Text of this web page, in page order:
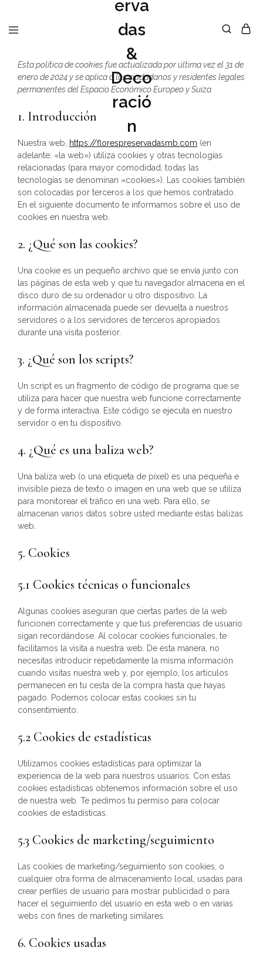
Esta política de cookies fue actualizada por última vez el 31 de
enero de 2024 y se aplica a los ciudadanos y residentes legales
permanentes del Espacio Económico Europeo y Suiza.
1. Introducción
Nuestra web, https://florespreservadasmb.com (en
adelante: «la web») utiliza cookies y otras tecnologías
relacionadas (para mayor comodidad, todas las
tecnologías se denominan «cookies»). Las cookies también
son colocadas por terceros a los que hemos contratado.
En el siguiente documento te informamos sobre el uso de
cookies en nuestra web.
2. ¿Qué son las cookies?
Una cookie es un pequeño archivo que se envía junto con
las páginas de esta web y que tu navegador almacena en el
disco duro de su ordenador u otro dispositivo. La
información almacenada puede ser devuelta a nuestros
servidores o a los servidores de terceros apropiados
durante una visita posterior.
3. ¿Qué son los scripts?
Un script es un fragmento de código de programa que se
utiliza para hacer que nuestra web funcione correctamente
y de forma interactiva. Este código se ejecuta en nuestro
servidor o en tu dispositivo.
4. ¿Qué es una baliza web?
Una baliza web (o una etiqueta de píxel) es una pequeña e
invisible pieza de texto o imagen en una web que se utiliza
para monitorear el tráfico en una web. Para ello, se
almacenan varios datos sobre usted mediante estas balizas
web.
5. Cookies
5.1 Cookies técnicas o funcionales
Algunas cookies aseguran que ciertas partes de la web
funcionen correctamente y que tus preferencias de usuario
sigan recordándose. Al colocar cookies funcionales, te
facilitamos la visita a nuestra web. De esta manera, no
necesitas introducir repetidamente la misma información
cuando visitas nuestra web y, por ejemplo, los artículos
permanecen en tu cesta de la compra hasta que hayas
pagado. Podemos colocar estas cookies sin tu
consentimiento.
5.2 Cookies de estadísticas
Utilizamos cookies estadísticas para optimizar la
experiencia de la web para nuestros usuarios. Con estas
cookies estadísticas obtenemos información sobre el uso
de nuestra web. Te pedimos tu permiso para colocar
cookies de estadísticas.
5.3 Cookies de marketing/seguimiento
Las cookies de marketing/seguimiento son cookies, o
cualquier otra forma de almacenamiento local, usadas para
crear perfiles de usuario para mostrar publicidad o para
hacer el seguimiento del usuario en esta web o en varias
webs con fines de marketing similares.
6. Cookies usadas